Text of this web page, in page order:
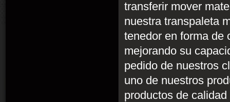
transferir mover
nuestra transpaleta
tenedor en forma de
mejorando su
pedido de nuestros
uno de nuestros
productos de